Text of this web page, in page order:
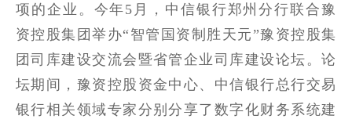
项的企业。今年5月，中信银行郑州分行联合豫
资控股集团举办“智管国资制胜天元”豫资控股集
团司库建设交流会暨省管企业司库建设论坛。论
坛期间，豫资控股资金中心、中信银行总行交易
银行相关领域专家分别分享了数字化财务系统建